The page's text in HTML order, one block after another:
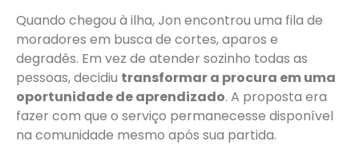
Quando chegou à ilha, Jon encontrou uma fila de
moradores em busca de cortes, aparos e
degradês. Em vez de atender sozinho todas as
pessoas, decidiu transformar a procura em uma
oportunidade de aprendizado. A proposta era
fazer com que o serviço permanecesse disponível
na comunidade mesmo após sua partida.